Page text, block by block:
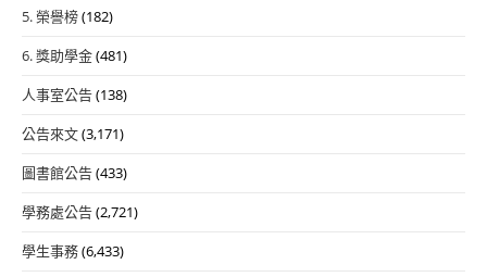
5. 榮譽榜(182)
6. 獎助學金(481)
人事室公告(138)
公告來文(3,171)
圖書館公告(433)
學務處公告(2,721)
學生事務(6,433)